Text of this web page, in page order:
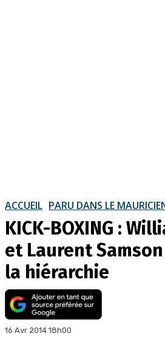
ACCUEIL PARU DANS LE
KICK-BOXING :
et Laurent
la hiérarchie
16 Avr 2014 18h00